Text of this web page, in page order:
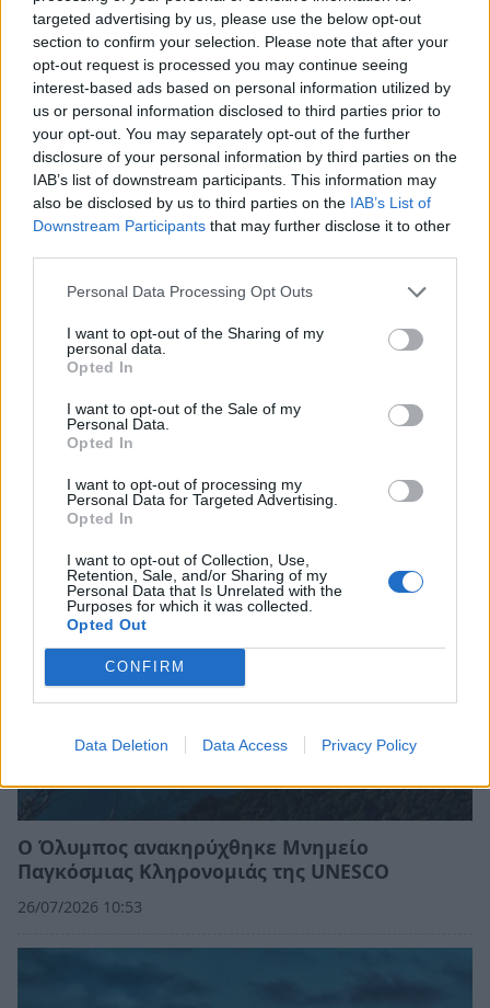
targeted advertising by us, please use the below opt-out
section to confirm your selection. Please note that after your
opt-out request is processed you may continue seeing
interest-based ads based on personal information utilized by
us or personal information disclosed to third parties prior to
your opt-out. You may separately opt-out of the further
disclosure of your personal information by third parties on the
IAB’s list of downstream participants. This information may
also be disclosed by us to third parties on the IAB’s List of
Downstream Participants that may further disclose it to other
Personal Data Processing Opt Outs
I want to opt-out of the Sharing of my
personal data.
Opted In
I want to opt-out of the Sale of my
Personal Data.
Opted In
I want to opt-out of processing my
Personal Data for Targeted Advertising.
Opted In
I want to opt-out of Collection, Use,
Retention, Sale, and/or Sharing of my
Personal Data that Is Unrelated with the
Purposes for which it was collected.
Opted Out
CONFIRM
Data Deletion Data Access Privacy Policy
Κυπαρισσία: Open Air προβολή του
βραβευμένου ντοκιμαντέρ «Ocean with David
Attenborough»
04/08/2026 11:36
Εμπρησμός Ευρωπαϊκής γης ή εμπρησμός της
30/07/2026 08:59
Ο Όλυμπος ανακηρύχθηκε Μνημείο
Παγκόσμιας Κληρονομιάς της UNESCO
26/07/2026 10:53